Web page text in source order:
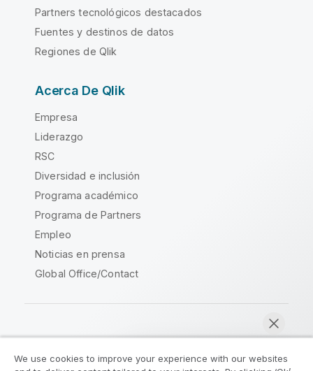
Partners tecnológicos destacados
Fuentes y destinos de datos
Regiones de Qlik
Acerca De Qlik
Empresa
Liderazgo
RSC
Diversidad e inclusión
Programa académico
Programa de Partners
Empleo
Noticias en prensa
Global Office/Contact
We use cookies to improve your experience with our websites